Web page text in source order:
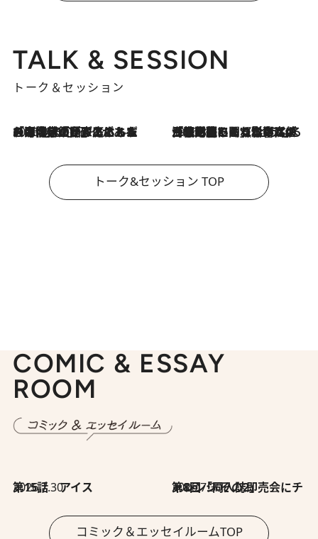
TALK & SESSION
トーク＆セッション
2026.8.3
「今後値上げがあるとすれば…」「リスクがあるのは今年の冬」エネルギー専門家が語る、ホルムズ海峡封鎖が家庭にもたらす“ある心配” 2026.8.3
「住宅建てられない…」「サーチャージ料の高値が続いている」ホルムズ海峡封鎖による影響はいつまで続く？《エネルギー専門家に聞く“どうなる日本の暮らし”》
トーク&セッション TOP
COMIC & ESSAY
ROOM
2026.7.30
第15話 アイス 2026.7.30
第8回「同人誌即売会にチャレンジ その2」
コミック＆エッセイルームTOP